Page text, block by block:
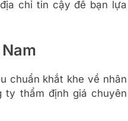
chỉ tin cậy để bạn lựa
chuẩn khắt khe về nhân
thẩm định giá chuyên